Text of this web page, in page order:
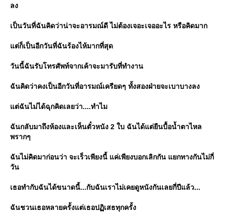
ลง
เป็นวันที่ฉันคิดว่าน่าจะอารมณ์ดี ไม่ต้องเจอะเจออะไร หรือคิดมาก
แต่ก็เป็นอีกวันที่ฉันร้องไห้มากที่สุด
วันนี้ฉันรับโทรศัพท์จากเค้าจะมารับที่ทำงาน
ฉันคิดว่าคงเป็นอีกวันที่อารมณ์เครียดๆ ทั้งสองฝ่ายจะเบาบางลง
แต่ฉันไม่ได้ฉุกคิดเลยว่า....ทำไม
ฉันกลับมาถึงห้องและเห็นตั๋วหนัง 2 ใบ ฉันได้แต่ยืนบื้อน้ำตาไหล
พรากๆ
ฉันไม่คิดมาก่อนว่า จะเร็วเพียงนี้ แค่เพียงบอกเลิกกัน แยกทางกันไม่กี่
วัน
เธอทำกับฉันได้ขนาดนี้...กับฉันเราไม่เคยดูหนังกันเลยกี่ปีแล้ว...
ฉันชวนเธอหลายครั้งแต่เธอปฏิเสธทุกครั้ง